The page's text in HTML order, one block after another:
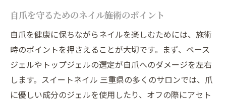
自爪を守るためのネイル施術のポイント
自爪を健康に保ちながらネイルを楽しむためには、施術
時のポイントを押さえることが大切です。まず、ベース
ジェルやトップジェルの選定が自爪へのダメージを左右
します。スイートネイル 三重県の多くのサロンでは、爪
に優しい成分のジェルを使用したり、オフの際にアセト